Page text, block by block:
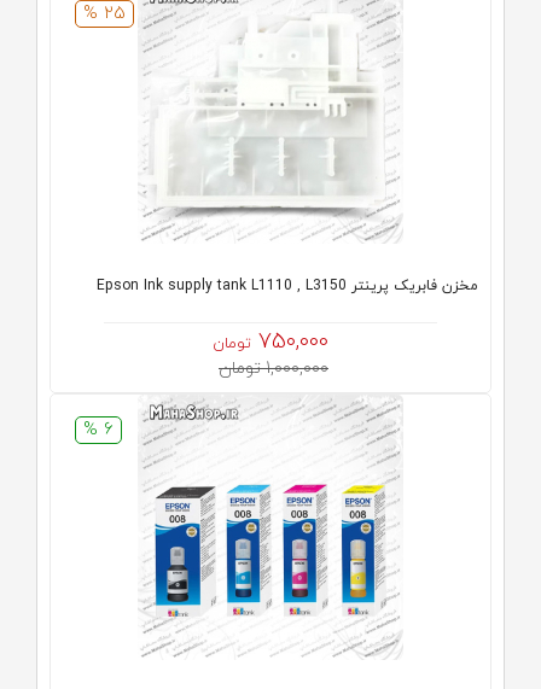
25 %
مخزن فابریک پرینتر Epson Ink supply tank L1110 , L3150
750,000 تومان
1,000,000 تومان
6 %